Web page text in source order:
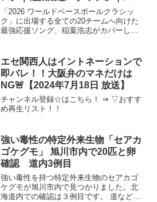
シャルムービー
「2026 ワールドベースボールクラシッ
ク」に出場する全ての20チームへ向けた
最強応援ソング、稲葉浩志がカバーした
エセ関西人はイントネーションで
即バレ！！大阪弁のマネだけは
NG🚨【2024年7月18日 放送】
チャンネル登録☆はこちら！ ⇒ ▽おすす
め再生リスト！！
強い毒性の特定外来生物「セアカ
ゴケグモ」 旭川市内で20匹と卵
確認 道内3例目
強い毒性を持つ特定外来生物のセアカゴ
ケグモが旭川市内で見つかりました。北
海道内での確認は３例目です。 道などに